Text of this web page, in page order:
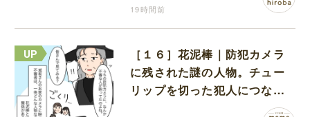
19時間前
［１６］花泥棒｜防犯カメラ
に残された謎の人物。チュー
リップを切った犯人につなが
る証拠になるのか期待する